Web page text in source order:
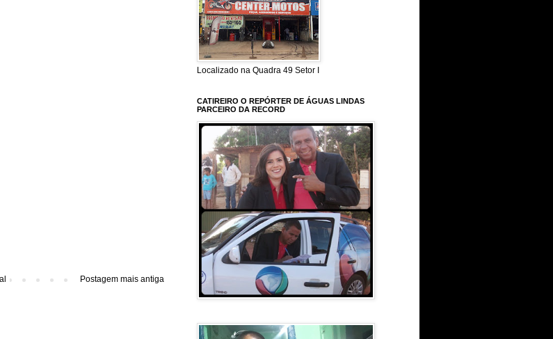
Postagem mais antiga
Localizado na Quadra 49 Setor I
CATIREIRO O REPÓRTER DE ÁGUAS LINDAS
PARCEIRO DA RECORD